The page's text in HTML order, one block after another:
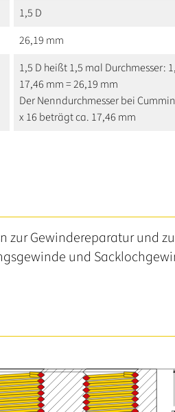
1,5 D
26,19 mm
1,5 D heißt 1,5 mal Durchmesser:
17,46 mm = 26,19 mm
Der Nenndurchmesser bei
x 16 beträgt ca. 17,46 mm
zur Gewindereparatur und
und